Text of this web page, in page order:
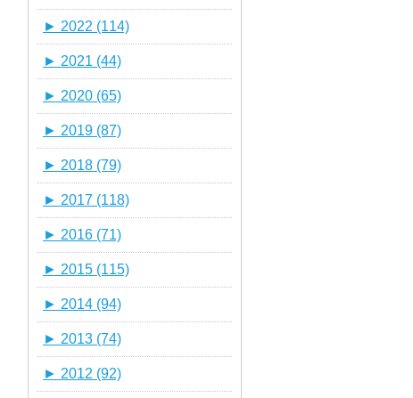
► 2022 (114)
► 2021 (44)
► 2020 (65)
► 2019 (87)
► 2018 (79)
► 2017 (118)
► 2016 (71)
► 2015 (115)
► 2014 (94)
► 2013 (74)
► 2012 (92)